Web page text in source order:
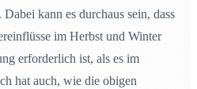
kann es durchaus sein, dass
im Herbst und Winter
erforderlich ist, als es im
hat auch, wie die obigen